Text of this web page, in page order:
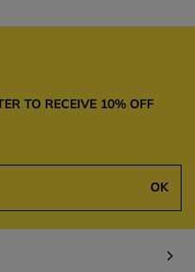
TO RECEIVE 10% OFF
OK